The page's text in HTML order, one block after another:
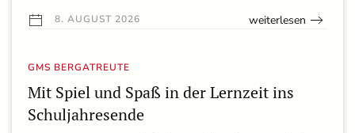
8. AUGUST 2026 weiterlesen
GMS BERGATREUTE
Mit Spiel und Spaß in der Lernzeit ins
Schuljahresende